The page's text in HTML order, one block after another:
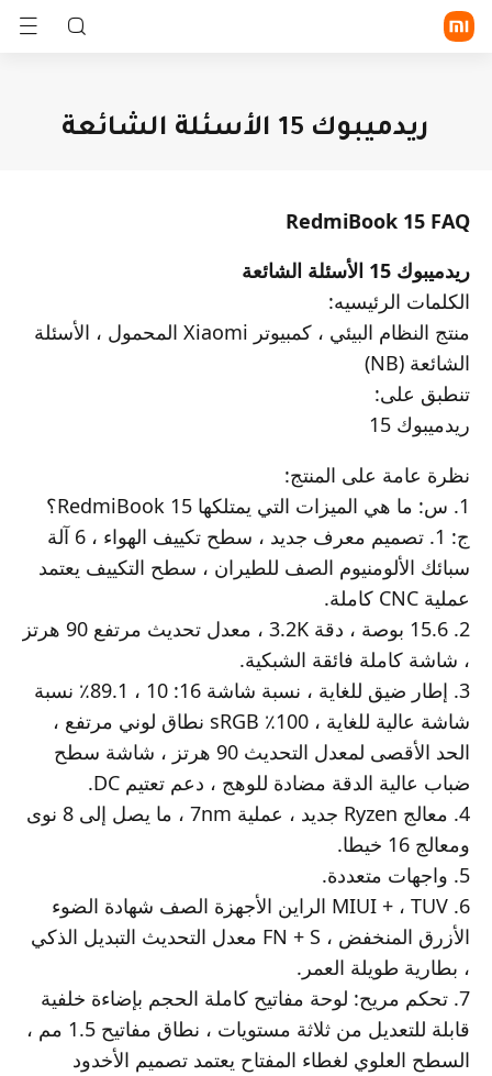
كل المنتجات
الذكية
TWS
أجهزة
كل المنتجات
الشحن الأدوات
كل المنتجات
POCO
الدعم
مراكز الخدمة
دليل المستخدم
خدمات حصرية
من نحن
Xiaomi
سياسة الخصوصية
النزاهة و الالتزام
Trust Center
Xiaomi HyperOS
إتصل بنا
17068:اتصل بنا
ريدميبوك 15 الأسئلة الشائعة
RedmiBook 15 FAQ
ريدميبوك 15 الأسئلة الشائعة
الكلمات الرئيسيه:
منتج النظام البيئي ، كمبيوتر Xiaomi المحمول ، الأسئلة
الشائعة (NB)
تنطبق على:
ريدميبوك 15
نظرة عامة على المنتج:
1. س: ما هي الميزات التي يمتلكها RedmiBook 15؟
ج: 1. تصميم معرف جديد ، سطح تكييف الهواء ، 6 آلة
سبائك الألومنيوم الصف للطيران ، سطح التكييف يعتمد
عملية CNC كاملة.
2. 15.6 بوصة ، دقة 3.2K ، معدل تحديث مرتفع 90 هرتز
، شاشة كاملة فائقة الشبكية.
3. إطار ضيق للغاية ، نسبة شاشة 16: 10 ، 89.1٪ نسبة
شاشة عالية للغاية ، 100٪ sRGB نطاق لوني مرتفع ،
الحد الأقصى لمعدل التحديث 90 هرتز ، شاشة سطح
ضباب عالية الدقة مضادة للوهج ، دعم تعتيم DC.
4. معالج Ryzen جديد ، عملية 7nm ، ما يصل إلى 8 نوى
ومعالج 16 خيطا.
5. واجهات متعددة.
6. MIUI + ، TUV الراين الأجهزة الصف شهادة الضوء
الأزرق المنخفض ، FN + S معدل التحديث التبديل الذكي
، بطارية طويلة العمر.
7. تحكم مريح: لوحة مفاتيح كاملة الحجم بإضاءة خلفية
قابلة للتعديل من ثلاثة مستويات ، نطاق مفاتيح 1.5 مم ،
السطح العلوي لغطاء المفتاح يعتمد تصميم الأخدود